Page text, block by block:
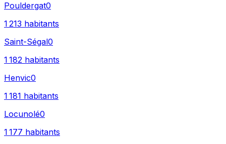
Pouldergat0
1 213 habitants
Saint-Ségal0
1 182 habitants
Henvic0
1 181 habitants
Locunolé0
1 177 habitants